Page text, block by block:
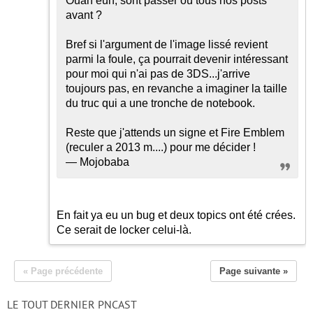
avant ?
Bref si l'argument de l'image lissé revient
parmi la foule, ça pourrait devenir intéressant
pour moi qui n'ai pas de 3DS...j'arrive
toujours pas, en revanche a imaginer la taille
du truc qui a une tronche de notebook.
Reste que j'attends un signe et Fire Emblem
(reculer a 2013 m....) pour me décider !
— Mojobaba
En fait ya eu un bug et deux topics ont été crées.
Ce serait de locker celui-là.
« Page précédente Page suivante »
LE TOUT DERNIER PNCAST